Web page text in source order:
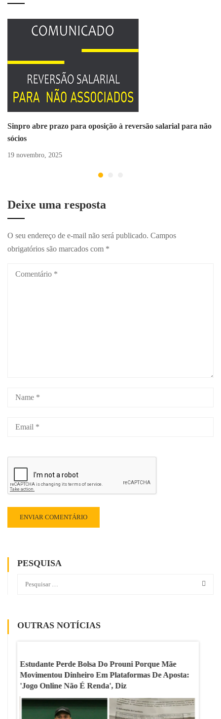
Sinpro abre prazo para oposição à reversão salarial para não
sócios
19 novembro, 2025
Deixe uma resposta
O seu endereço de e-mail não será publicado. Campos
obrigatórios são marcados com *
PESQUISA
OUTRAS NOTÍCIAS
Estudante Perde Bolsa Do Prouni Porque Mãe
Movimentou Dinheiro Em Plataformas De Aposta:
'Jogo Online Não É Renda', Diz